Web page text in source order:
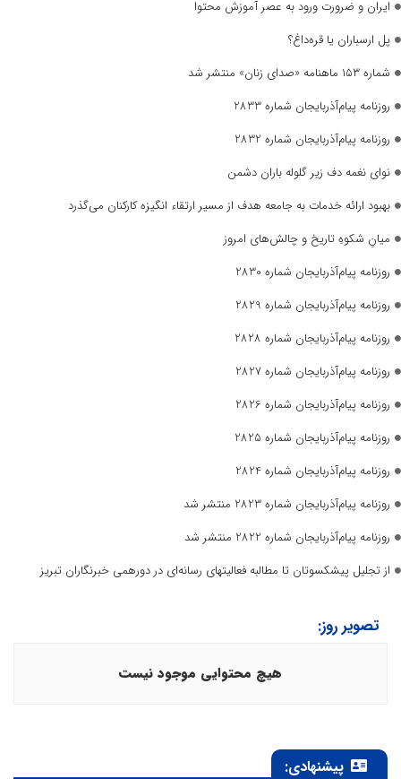
ایران و ضرورت ورود به عصر آموزش محتوا
پل ارسباران یا قره‌داغ؟
شماره ۱۵۳ ماهنامه «صدای زنان» منتشر شد
روزنامه پیام‌آذربایجان شماره 2833
روزنامه پیام‌آذربایجان شماره 2832
نوای نغمه دف زیر گلوله باران دشمن
بهبود ارائه خدمات به جامعه هدف از مسیر ارتقاء انگیزه کارکنان می‌گذرد
میانِ شکوهِ تاریخ و چالش‌های امروز
روزنامه پیام‌آذربایجان شماره 2830
روزنامه پیام‌آذربایجان شماره 2829
روزنامه پیام‌آذربایجان شماره 2828
روزنامه پیام‌آذربایجان شماره 2827
روزنامه پیام‌آذربایجان شماره 2826
روزنامه پیام‌آذربایجان شماره 2825
روزنامه پیام‌آذربایجان شماره 2824
روزنامه پیام‌آذربایجان شماره 2823 منتشر شد
روزنامه پیام‌آذربایجان شماره 2822 منتشر شد
از تجلیل پیشکسوتان تا مطالبه فعالیتهای رسانه‌ای در دورهمی خبرنگاران تبریز
تصویر روز:
هیچ محتوایی موجود نیست
پیشنهادی: